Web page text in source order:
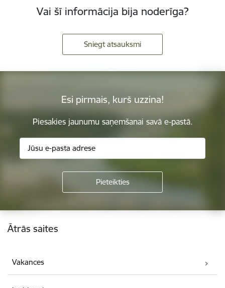
Vai šī informācija bija noderīga?
Sniegt atsauksmi
Esi pirmais, kurš uzzina!
Piesakies jaunumu saņemšanai savā e-pastā.
Kājene
Ātrās saites
Vakances